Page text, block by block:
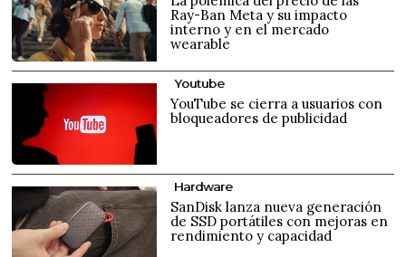
Ray-Ban Meta y su impacto
interno y en el mercado
wearable
Youtube
YouTube se cierra a usuarios con
bloqueadores de publicidad
Hardware
SanDisk lanza nueva generación
de SSD portátiles con mejoras en
rendimiento y capacidad